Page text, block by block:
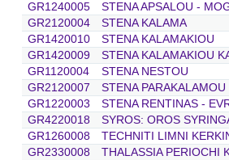
GR1240005
STENA APSALOU -
GR2120004
STENA KALAMA
GR1420010
STENA KALAMAKIOU
GR1420009
STENA KALAMAKIOU
GR1120004
STENA NESTOU
GR2120007
STENA PARAKALAMOU
GR1220003
STENA RENTINAS -
GR4220018
SYROS: OROS
GR1260008
TECHNITI LIMNI
GR2330008
THALASSIA PERIOCHI